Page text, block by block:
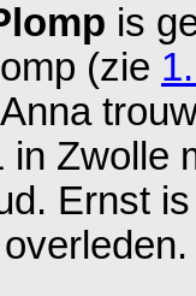
is
(zie
in Zwolle
Ernst